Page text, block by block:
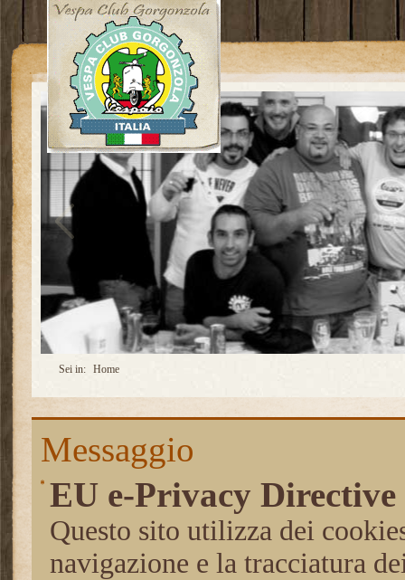
Sei in: Home
Messaggio
EU e-Privacy Directive
Questo sito utilizza dei
navigazione e la tracciatura